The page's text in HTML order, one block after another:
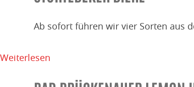
Ab sofort führen wir vier Sorten aus
Weiterlesen